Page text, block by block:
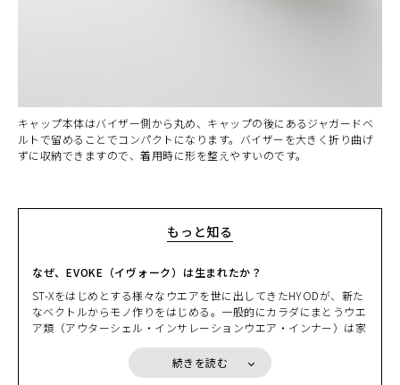
キャップ本体はバイザー側から丸め、キャップの後にあるジャガードベ
ルトで留めることでコンパクトになります。バイザーを大きく折り曲げ
ずに収納できますので、着用時に形を整えやすいのです。
もっと知る
なぜ、EVOKE（イヴォーク）は生まれたか？
ST-Xをはじめとする様々なウエアを世に出してきたHYODが、新た
なベクトルからモノ作りをはじめる。一般的にカラダにまとうウエ
ア類（アウターシェル・インサレーションウエア・インナー）は家
の日の天気や気温、どんなルートを走るかでライダーは一日のウエ
アリングを決める。しかしながら、その決定には少しばかりの“我
続きを読む